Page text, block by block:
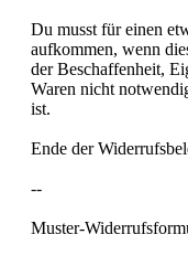
Du musst für einen
aufkommen, wenn
der Beschaffenheit,
Waren nicht
ist.
Ende der
--
Muster-